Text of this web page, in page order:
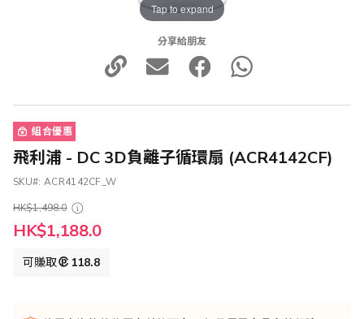
Tap to expand
分享給朋友
組合優惠
飛利浦 - DC 3D負離子循環扇 (ACR4142CF)
SKU
ACR4142CF_W
HK$1,498.0
特
殊HK$1,188.0
可賺取 118.8